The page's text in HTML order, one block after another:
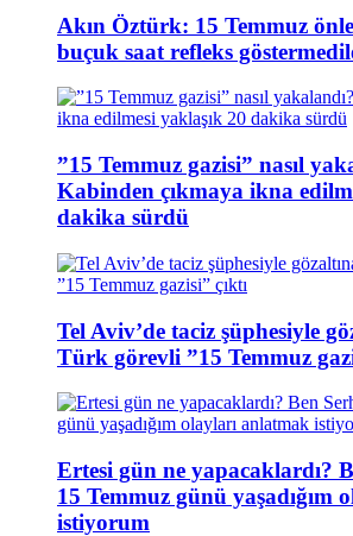
Akın Öztürk: 15 Temmuz
buçuk saat refleks
”15 Temmuz gazisi” nasıl
Kabinden çıkmaya ikna
dakika sürdü
Tel Aviv’de taciz şüphesiyle
Türk görevli ”15 Temmuz
Ertesi gün ne yapacaklardı?
15 Temmuz günü yaşadığım
istiyorum